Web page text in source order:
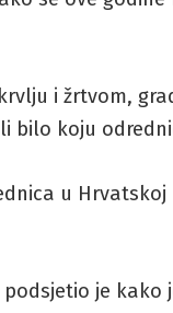
i žrtvom,
bilo koju
u
podsjetio je